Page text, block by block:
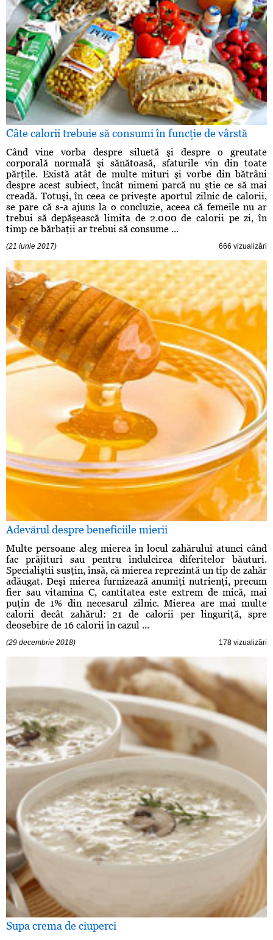
Câte calorii trebuie să consumi în funcţie de vârstă
Când vine vorba despre siluetă şi despre o greutate
corporală normală şi sănătoasă, sfaturile vin din toate
părţile. Există atât de multe mituri şi vorbe din bătrâni
despre acest subiect, încât nimeni parcă nu ştie ce să mai
creadă. Totuşi, în ceea ce priveşte aportul zilnic de calorii,
se pare că s-a ajuns la o concluzie, aceea că femeile nu ar
trebui să depăşească limita de 2.000 de calorii pe zi, în
timp ce bărbaţii ar trebui să consume ...
(21 iunie 2017) 666 vizualizări
Adevărul despre beneficiile mierii
Multe persoane aleg mierea în locul zahărului atunci când
fac prăjituri sau pentru îndulcirea diferitelor băuturi.
Specialiştii susţin, însă, că mierea reprezintă un tip de zahăr
adăugat. Deşi mierea furnizează anumiţi nutrienţi, precum
fier sau vitamina C, cantitatea este extrem de mică, mai
puţin de 1% din necesarul zilnic. Mierea are mai multe
calorii decât zahărul: 21 de calorii per linguriţă, spre
deosebire de 16 calorii în cazul ...
(29 decembrie 2018) 178 vizualizări
Supa crema de ciuperci